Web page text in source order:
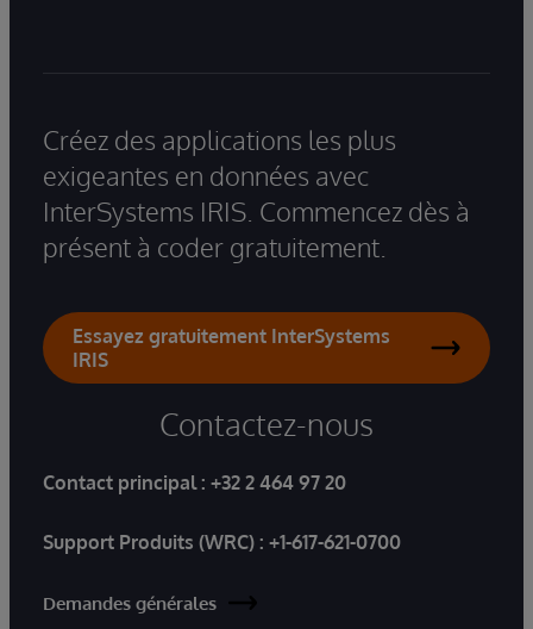
Créez des applications les plus
exigeantes en données avec
InterSystems IRIS. Commencez dès à
présent à coder gratuitement.
Essayez gratuitement InterSystems
IRIS
Contactez-nous
Contact principal : +32 2 464 97 20
Support Produits (WRC) : +1-617-621-0700
Demandes générales